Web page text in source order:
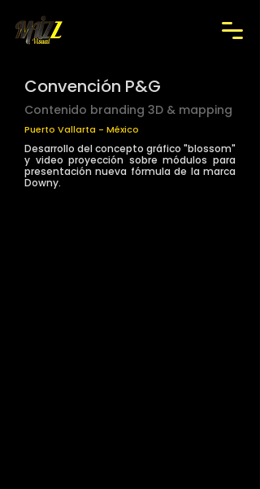
Convención P&G
Contenido branding 3D & mapping
Puerto Vallarta - México
Desarrollo del concepto gráfico "blossom"
y video proyección sobre módulos para
presentación nueva fórmula de la marca
Downy.